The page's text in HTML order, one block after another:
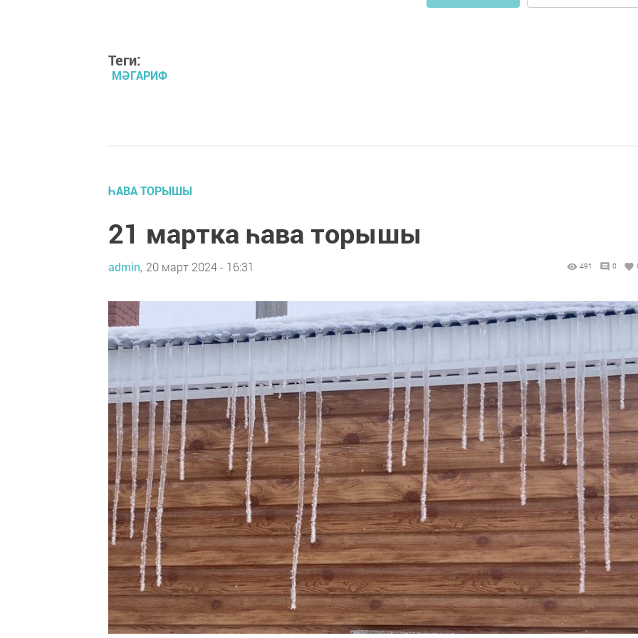
Теги:
МӘГАРИФ
ҺАВА ТОРЫШЫ
21 мартка һава торышы
admin, 20 март 2024 - 16:31 491 0